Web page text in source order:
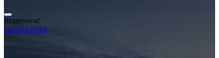
Rezervovať
Lacné letenky